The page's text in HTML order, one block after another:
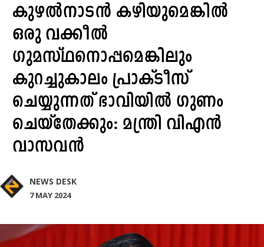
കുഴൽനാടൻ കഴിയുമെങ്കില്‍
ഒരു വക്കീല്‍
ഗുമസ്ഥനൊപ്പമെങ്കിലും
കുറച്ചുകാലം പ്രാക്ടീസ്
ചെയ്യുന്നത് ഭാവിയില്‍ ഗുണം
ചെയ്‌തേക്കും: മന്ത്രി വിഎൻ
വാസവൻ
NEWS DESK
7 MAY 2024